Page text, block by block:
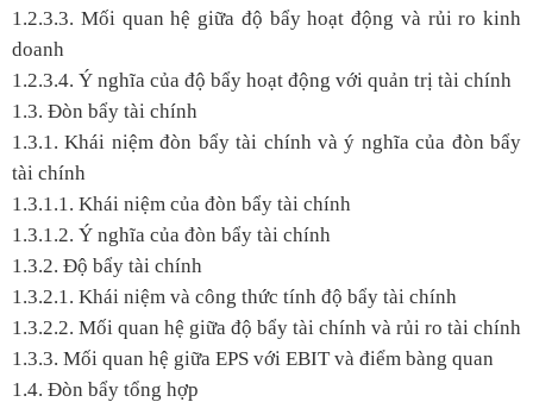
1.2.3.3. Mối quan hệ giữa độ bẩy hoạt động và rủi ro kinh
doanh
1.2.3.4. Ý nghĩa của độ bẩy hoạt động với quản trị tài chính
1.3. Đòn bẩy tài chính
1.3.1. Khái niệm đòn bẩy tài chính và ý nghĩa của đòn bẩy
tài chính
1.3.1.1. Khái niệm của đòn bẩy tài chính
1.3.1.2. Ý nghĩa của đòn bẩy tài chính
1.3.2. Độ bẩy tài chính
1.3.2.1. Khái niệm và công thức tính độ bẩy tài chính
1.3.2.2. Mối quan hệ giữa độ bẩy tài chính và rủi ro tài chính
1.3.3. Mối quan hệ giữa EPS với EBIT và điểm bàng quan
1.4. Đòn bẩy tổng hợp